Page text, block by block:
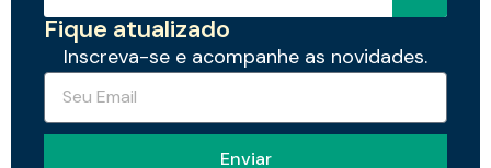
Fique atualizado
Inscreva-se e acompanhe as novidades.
Enviar